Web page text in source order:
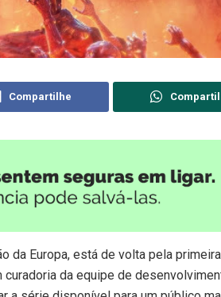
Compartilhe
da Europa, está de volta pela
da equipe de